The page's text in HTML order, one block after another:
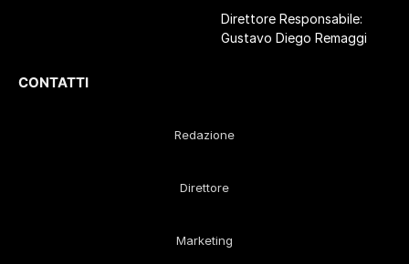
Direttore Responsabile:
Gustavo Diego Remaggi
CONTATTI
Redazione
Direttore
Marketing